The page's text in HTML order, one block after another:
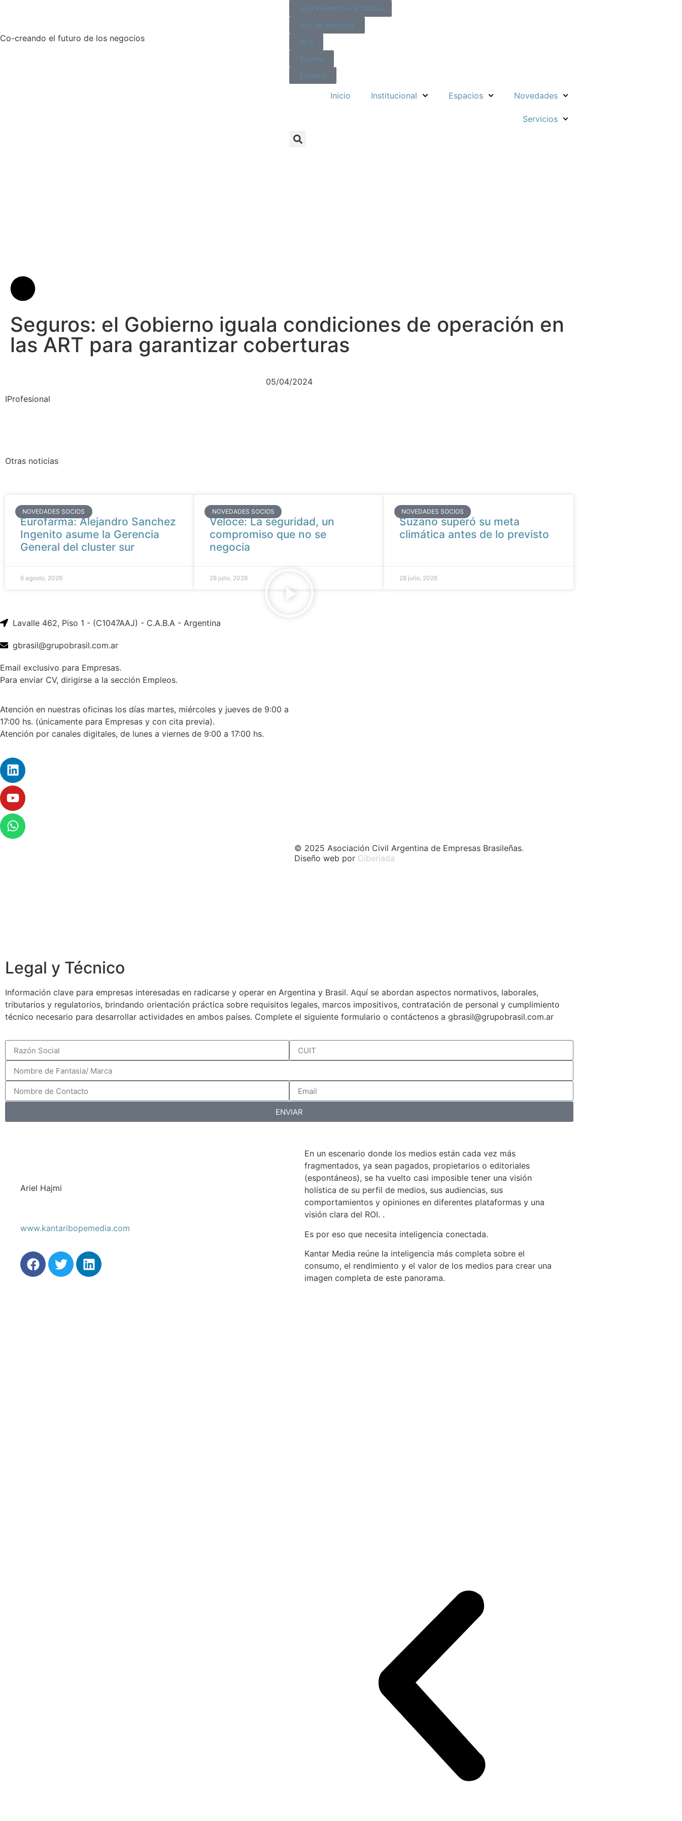
Co-creando el futuro de los negocios
Guía Interactiva de Socios
Hub de Negocios
Blog
Agenda
Empleos
Inicio Institucional Espacios Novedades
Servicios
Seguros: el Gobierno iguala condiciones de operación en
las ART para garantizar coberturas
05/04/2024
IProfesional
Otras noticias
NOVEDADES SOCIOS
Eurofarma: Alejandro Sanchez
Ingenito asume la Gerencia
General del cluster sur
6 agosto, 2026
NOVEDADES SOCIOS
Veloce: La seguridad, un
compromiso que no se
negocia
28 julio, 2026
NOVEDADES SOCIOS
Suzano superó su meta
climática antes de lo previsto
28 julio, 2026
Lavalle 462, Piso 1 - (C1047AAJ) - C.A.B.A - Argentina
gbrasil@grupobrasil.com.ar
Email exclusivo para Empresas.
Para enviar CV, dirigirse a la sección Empleos.
Atención en nuestras oficinas los días martes, miércoles y jueves de 9:00 a
17:00 hs. (únicamente para Empresas y con cita previa).
Atención por canales digitales, de lunes a viernes de 9:00 a 17:00 hs.
© 2025 Asociación Civil Argentina de Empresas Brasileñas.
Diseño web por Ciberiada
Legal y Técnico
Información clave para empresas interesadas en radicarse y operar en Argentina y Brasil. Aquí se abordan aspectos normativos, laborales,
tributarios y regulatorios, brindando orientación práctica sobre requisitos legales, marcos impositivos, contratación de personal y cumplimiento
técnico necesario para desarrollar actividades en ambos países. Complete el siguiente formulario o contáctenos a gbrasil@grupobrasil.com.ar
ENVIAR
Ariel Hajmi
www.kantaribopemedia.com
En un escenario donde los medios están cada vez más
fragmentados, ya sean pagados, propietarios o editoriales
(espontáneos), se ha vuelto casi imposible tener una visión
holística de su perfil de medios, sus audiencias, sus
comportamientos y opiniones en diferentes plataformas y una
visión clara del ROI. .
Es por eso que necesita inteligencia conectada.
Kantar Media reúne la inteligencia más completa sobre el
consumo, el rendimiento y el valor de los medios para crear una
imagen completa de este panorama.